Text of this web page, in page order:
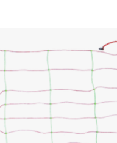
met grote mazen horizontale lijn
H 90 cm X L 50 meter
AAN WINKELWAGEN